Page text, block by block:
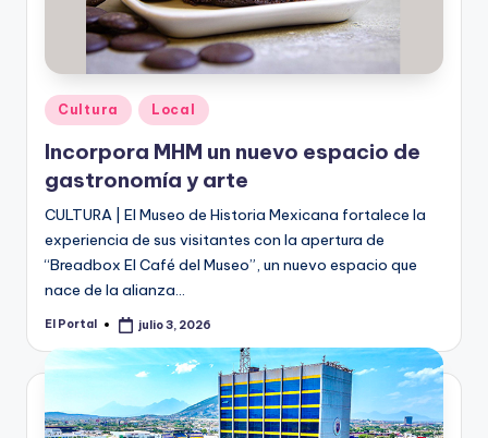
Publicado
en
Cultura Local
Incorpora MHM un nuevo espacio de
gastronomía y arte
CULTURA | El Museo de Historia Mexicana fortalece la
experiencia de sus visitantes con la apertura de
“Breadbox El Café del Museo”, un nuevo espacio que
nace de la alianza…
Publicado
El Portal julio 3, 2026